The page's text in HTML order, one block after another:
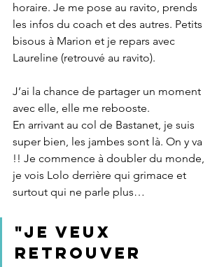
horaire. Je me pose au ravito, prends
les infos du coach et des autres. Petits
bisous à Marion et je repars avec
Laureline (retrouvé au ravito).
J’ai la chance de partager un moment
avec elle, elle me rebooste.
En arrivant au col de Bastanet, je suis
super bien, les jambes sont là. On y va
!! Je commence à doubler du monde,
je vois Lolo derrière qui grimace et
surtout qui ne parle plus…
"Je veux
retrouver